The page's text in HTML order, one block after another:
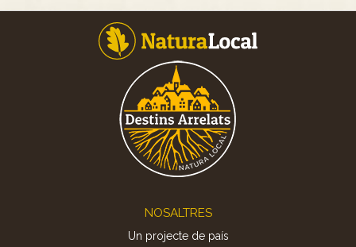
NOSALTRES
Un projecte de país